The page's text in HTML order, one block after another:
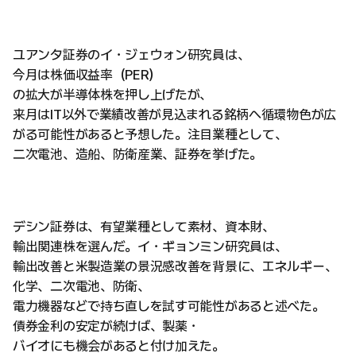
ユアンタ証券のイ・ジェウォン研究員は、
今月は株価収益率（PER）
の拡大が半導体株を押し上げたが、
来月はIT以外で業績改善が見込まれる銘柄へ循環物色が広
がる可能性があると予想した。注目業種として、
二次電池、造船、防衛産業、証券を挙げた。
デシン証券は、有望業種として素材、資本財、
輸出関連株を選んだ。イ・ギョンミン研究員は、
輸出改善と米製造業の景況感改善を背景に、エネルギー、
化学、二次電池、防衛、
電力機器などで持ち直しを試す可能性があると述べた。
債券金利の安定が続けば、製薬・
バイオにも機会があると付け加えた。